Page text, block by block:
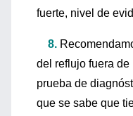
fuerte, nivel de
8.
del reflujo fuera
prueba de
que se sabe que